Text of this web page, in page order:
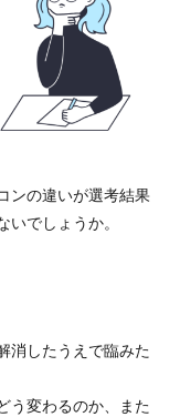
ンの違いが選考結果
いでしょうか。
消したうえで臨みた
う変わるのか、また